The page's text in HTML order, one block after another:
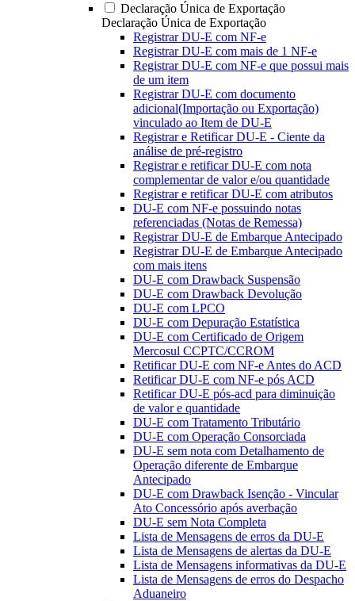
Declaração Única de Exportação
Declaração Única de Exportação
Registrar DU-E com NF-e
Registrar DU-E com mais de 1 NF-e
Registrar DU-E com NF-e que possui mais
de um item
Registrar DU-E com documento
adicional(Importação ou Exportação)
vinculado ao Item de DU-E
Registrar e Retificar DU-E - Ciente da
análise de pré-registro
Registrar e retificar DU-E com nota
complementar de valor e/ou quantidade
Registrar e retificar DU-E com atributos
DU-E com NF-e possuindo notas
referenciadas (Notas de Remessa)
Registrar DU-E de Embarque Antecipado
Registrar DU-E de Embarque Antecipado
com mais itens
DU-E com Drawback Suspensão
DU-E com Drawback Devolução
DU-E com LPCO
DU-E com Depuração Estatística
DU-E com Certificado de Origem
Mercosul CCPTC/CCROM
Retificar DU-E com NF-e Antes do ACD
Retificar DU-E com NF-e pós ACD
Retificar DU-E pós-acd para diminuição
de valor e quantidade
DU-E com Tratamento Tributário
DU-E com Operação Consorciada
DU-E sem nota com Detalhamento de
Operação diferente de Embarque
Antecipado
DU-E com Drawback Isenção - Vincular
Ato Concessório após averbação
DU-E sem Nota Completa
Lista de Mensagens de erros da DU-E
Lista de Mensagens de alertas da DU-E
Lista de Mensagens informativas da DU-E
Lista de Mensagens de erros do Despacho
Aduaneiro